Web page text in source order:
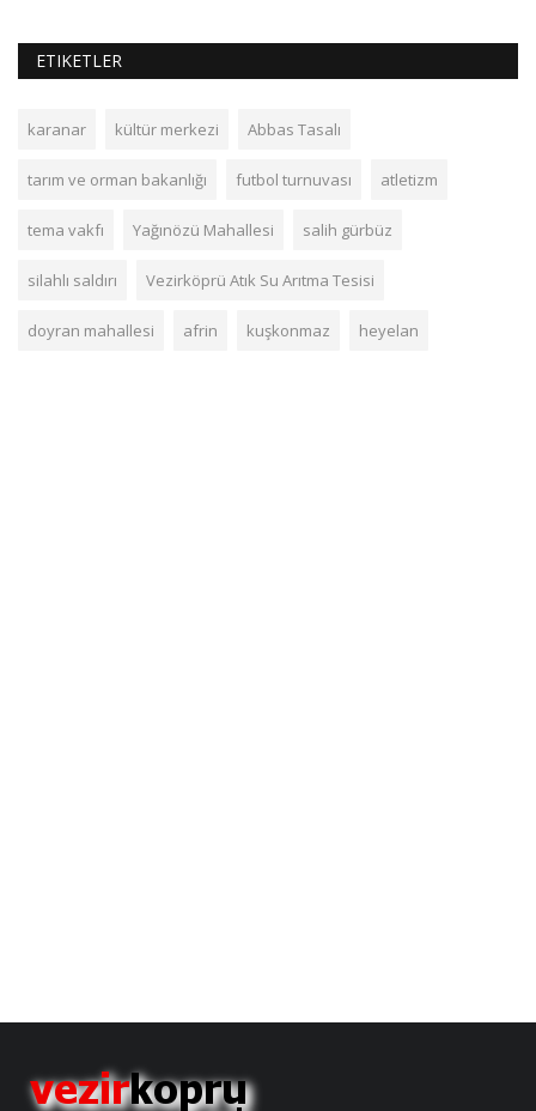
ETIKETLER
karanar kültür merkezi Abbas Tasalı
tarım ve orman bakanlığı futbol turnuvası atletizm
tema vakfı Yağınözü Mahallesi salih gürbüz
silahlı saldırı Vezirköprü Atık Su Arıtma Tesisi
doyran mahallesi afrin kuşkonmaz heyelan